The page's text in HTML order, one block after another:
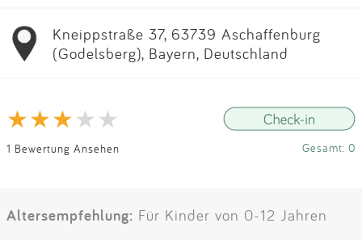
Kneippstraße 37, 63739 Aschaffenburg
(Godelsberg), Bayern, Deutschland
1 Bewertung Ansehen Gesamt: 0
Altersempfehlung: Für Kinder von 0-12 Jahren